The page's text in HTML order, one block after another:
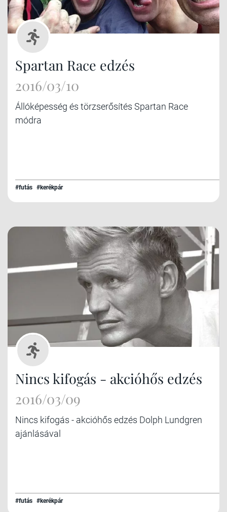
Spartan Race edzés
2016/03/10
Állóképesség és törzserősítés Spartan Race
módra
#futás #kerékpár
Nincs kifogás - akcióhős edzés
2016/03/09
Nincs kifogás - akcióhős edzés Dolph Lundgren
ajánlásával
#futás #kerékpár